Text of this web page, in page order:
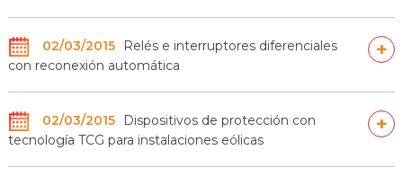
02/03/2015
Relés e interruptores diferenciales
con reconexión automática
+
02/03/2015
Dispositivos de protección con
tecnología TCG para instalaciones eólicas
+